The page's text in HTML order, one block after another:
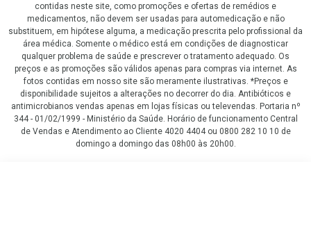
contidas neste site, como promoções e ofertas de remédios e
medicamentos, não devem ser usadas para automedicação e não
substituem, em hipótese alguma, a medicação prescrita pelo profissional da
área médica. Somente o médico está em condições de diagnosticar
qualquer problema de saúde e prescrever o tratamento adequado. Os
preços e as promoções são válidos apenas para compras via internet. As
fotos contidas em nosso site são meramente ilustrativas. *Preços e
disponibilidade sujeitos a alterações no decorrer do dia. Antibióticos e
antimicrobianos vendas apenas em lojas físicas ou televendas. Portaria nº
344 - 01/02/1999 - Ministério da Saúde. Horário de funcionamento Central
de Vendas e Atendimento ao Cliente 4020 4404 ou 0800 282 10 10 de
domingo a domingo das 08h00 às 20h00.